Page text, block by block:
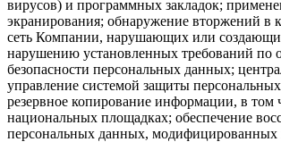
вирусов) и программных закладок;
экранирования; обнаружение вторжений в
сеть Компании, нарушающих или
нарушению установленных требований по
безопасности персональных данных;
управление системой защиты
резервное копирование информации, в том
национальных площадках; обеспечение
персональных данных, модифицированных